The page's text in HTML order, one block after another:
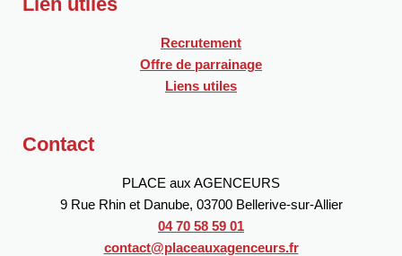
Recrutement
Offre de parrainage
Liens utiles
Contact
PLACE aux AGENCEURS
9 Rue Rhin et Danube, 03700 Bellerive-sur-Allier
04 70 58 59 01
contact@placeauxagenceurs.fr